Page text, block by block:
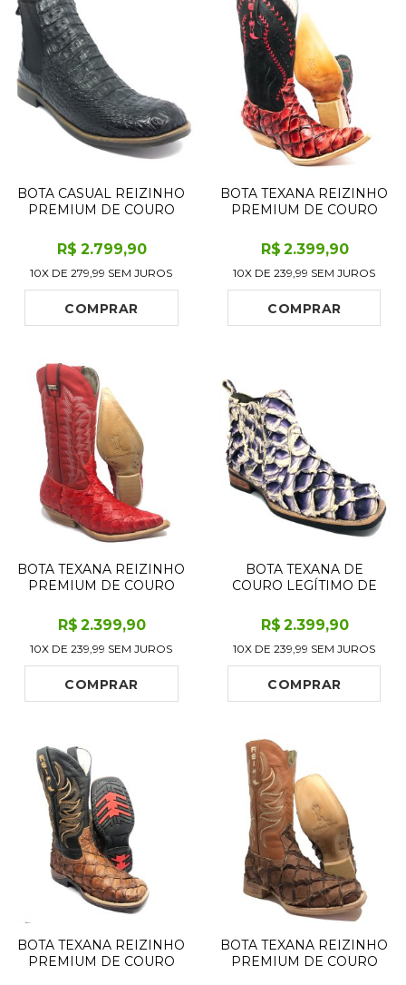
BOTA CASUAL REIZINHO
PREMIUM DE COURO
PRETO - CANO CURTO,
SOLADO FLEX COMFORT
- BICO REDONDO
R$ 2.799,90
10X DE279,99 SEM JUROS
COMPRAR
BOTA TEXANA REIZINHO
PREMIUM DE COURO
BLOODWINE LIMITED
EDITION - CANO ALTO,
BICO FINO - SOLADO DE
COURO ARTESANAL
R$ 2.399,90
10X DE239,99 SEM JUROS
COMPRAR
BOTA TEXANA REIZINHO
PREMIUM DE COURO
RED LIMITED EDITION -
CANO ALTO, BICO FINO -
SOLADO DE COURO
ARTESANAL
R$ 2.399,90
10X DE239,99 SEM JUROS
COMPRAR
BOTA TEXANA DE
COURO LEGÍTIMO DE
CANO CURTO, BICO
QUADRADO - SOLADO X-
FLEX ARTESANAL
R$ 2.399,90
10X DE239,99 SEM JUROS
COMPRAR
BOTA TEXANA REIZINHO
PREMIUM DE COURO
BOTA TEXANA REIZINHO
PREMIUM DE COURO